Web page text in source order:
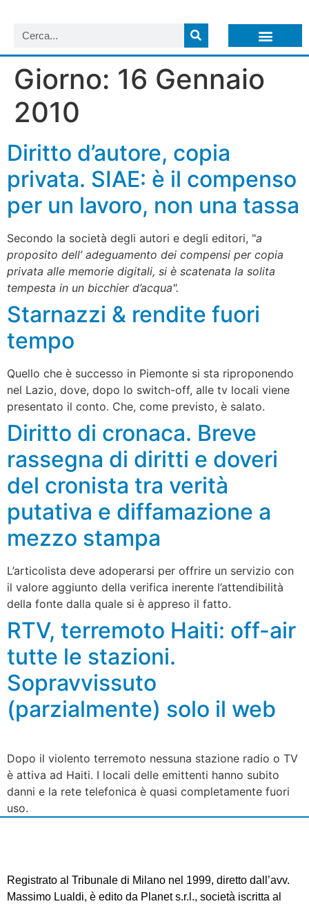
Giorno: 16 Gennaio
2010
Diritto d’autore, copia
privata. SIAE: è il compenso
per un lavoro, non una tassa
Secondo la società degli autori e degli editori, "a
proposito dell’ adeguamento dei compensi per copia
privata alle memorie digitali, si è scatenata la solita
tempesta in un bicchier d’acqua".
Starnazzi & rendite fuori
tempo
Quello che è successo in Piemonte si sta riproponendo
nel Lazio, dove, dopo lo switch-off, alle tv locali viene
presentato il conto. Che, come previsto, è salato.
Diritto di cronaca. Breve
rassegna di diritti e doveri
del cronista tra verità
putativa e diffamazione a
mezzo stampa
L’articolista deve adoperarsi per offrire un servizio con
il valore aggiunto della verifica inerente l’attendibilità
della fonte dalla quale si è appreso il fatto.
RTV, terremoto Haiti: off-air
tutte le stazioni.
Sopravvissuto
(parzialmente) solo il web
Dopo il violento terremoto nessuna stazione radio o TV
è attiva ad Haiti. I locali delle emittenti hanno subito
danni e la rete telefonica è quasi completamente fuori
uso.
Registrato al Tribunale di Milano nel 1999, diretto dall’avv.
Massimo Lualdi, è edito da Planet s.r.l., società iscritta al